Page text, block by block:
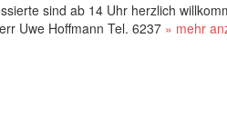
sind ab 14 Uhr herzlich
Uwe Hoffmann Tel. 6237 » mehr